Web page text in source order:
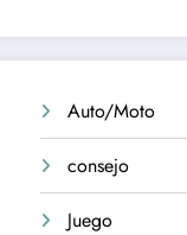
Auto/Moto
consejo
Juego